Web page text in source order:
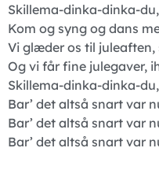
Skillema-dinka-dinka-
Kom og syng og dans
Vi glæder os til
Og vi får fine julegaver,
Skillema-dinka-dinka-
Bar’ det altså snart var
Bar’ det altså snart var
Bar’ det altså snart var